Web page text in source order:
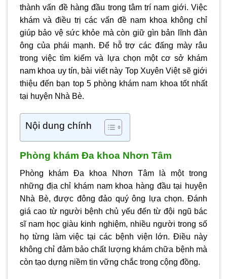
thành vấn đề hàng đầu trong tâm trí nam giới. Việc
khám và điều trị các vấn đề nam khoa không chỉ
giúp bảo vệ sức khỏe mà còn giữ gìn bản lĩnh đàn
ông của phái mạnh. Để hỗ trợ các đấng mày râu
trong việc tìm kiếm và lựa chọn một cơ sở khám
nam khoa uy tín, bài viết này Top Xuyên Việt sẽ giới
thiệu đến bạn top 5 phòng khám nam khoa tốt nhất
tại huyện Nhà Bè.
Nội dung chính
Phòng khám Đa khoa Nhơn Tâm
Phòng khám Đa khoa Nhơn Tâm là một trong
những địa chỉ khám nam khoa hàng đầu tại huyện
Nhà Bè, được đông đảo quý ông lựa chọn. Đánh
giá cao từ người bệnh chủ yếu đến từ đội ngũ bác
sĩ nam học giàu kinh nghiệm, nhiều người trong số
họ từng làm việc tại các bệnh viện lớn. Điều này
không chỉ đảm bảo chất lượng khám chữa bệnh mà
còn tạo dựng niềm tin vững chắc trong cộng đồng.